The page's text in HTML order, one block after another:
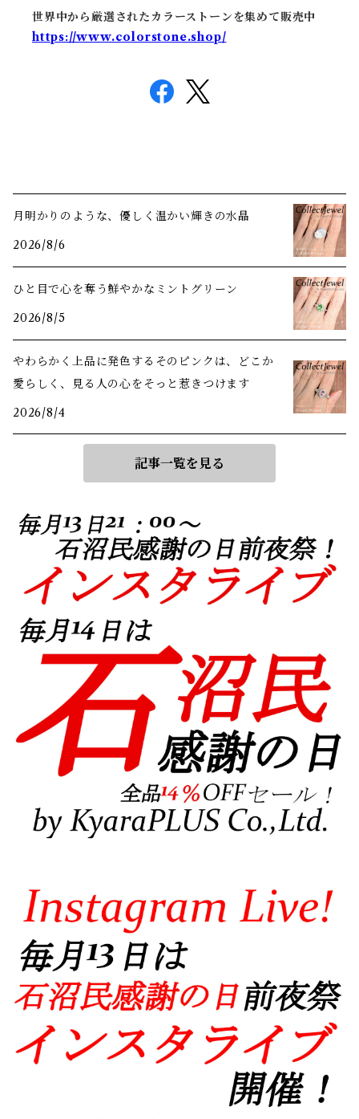
世界中から厳選されたカラーストーンを集めて販売中
https://www.colorstone.shop/
月明かりのような、優しく温かい輝きの水晶
2026/8/6
ひと目で心を奪う鮮やかなミントグリーン
2026/8/5
やわらかく上品に発色するそのピンクは、どこか
愛らしく、見る人の心をそっと惹きつけます
2026/8/4
記事一覧を見る